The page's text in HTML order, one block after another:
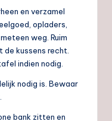
en verzamel
opladers,
weg. Ruim
kussens recht.
indien nodig.
nodig is. Bewaar
bank zitten en